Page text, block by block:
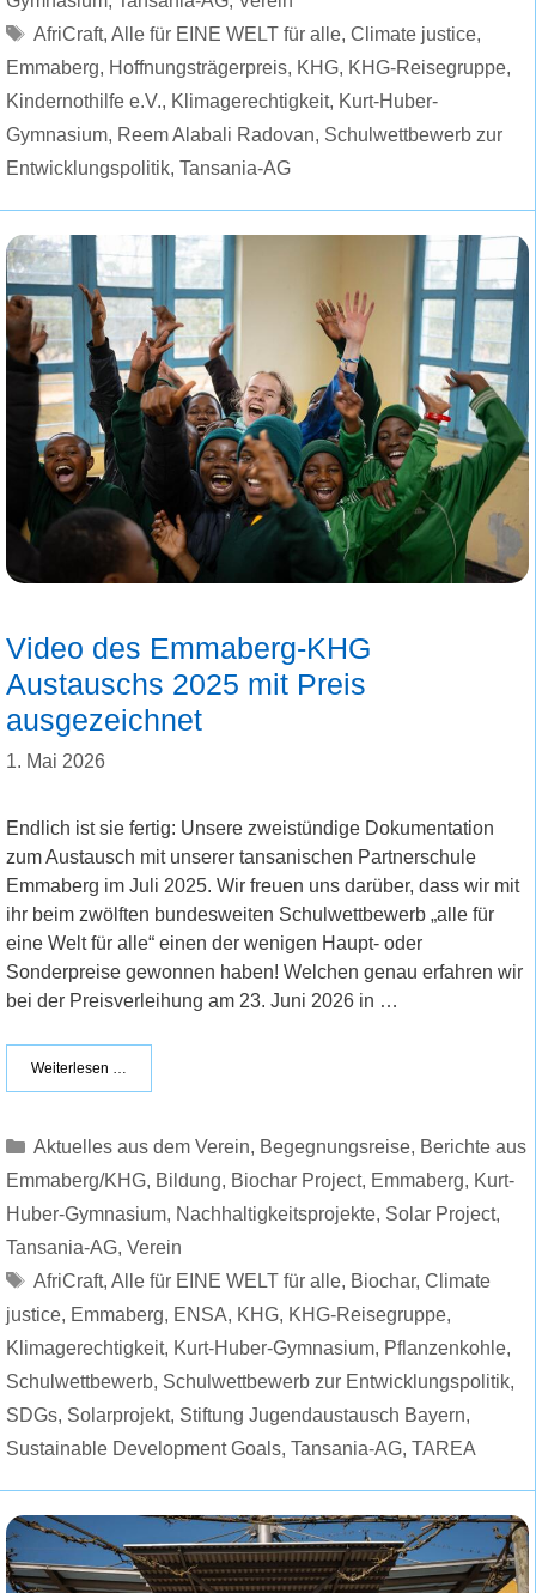
Schlagwörter
AfriCraft, Alle für EINE WELT für alle, Climate justice,
Emmaberg, Hoffnungsträgerpreis, KHG, KHG-Reisegruppe,
Kindernothilfe e.V., Klimagerechtigkeit, Kurt-Huber-
Gymnasium, Reem Alabali Radovan, Schulwettbewerb zur
Entwicklungspolitik, Tansania-AG
Video des Emmaberg-KHG
Austauschs 2025 mit Preis
ausgezeichnet
1. Mai 2026
Endlich ist sie fertig: Unsere zweistündige Dokumentation
zum Austausch mit unserer tansanischen Partnerschule
Emmaberg im Juli 2025. Wir freuen uns darüber, dass wir mit
ihr beim zwölften bundesweiten Schulwettbewerb „alle für
eine Welt für alle“ einen der wenigen Haupt- oder
Sonderpreise gewonnen haben! Welchen genau erfahren wir
bei der Preisverleihung am 23. Juni 2026 in …
Weiterlesen …
Kategorien
Aktuelles aus dem Verein, Begegnungsreise, Berichte aus
Emmaberg/KHG, Bildung, Biochar Project, Emmaberg, Kurt-
Huber-Gymnasium, Nachhaltigkeitsprojekte, Solar Project,
Tansania-AG, Verein
Schlagwörter
AfriCraft, Alle für EINE WELT für alle, Biochar, Climate
justice, Emmaberg, ENSA, KHG, KHG-Reisegruppe,
Klimagerechtigkeit, Kurt-Huber-Gymnasium, Pflanzenkohle,
Schulwettbewerb, Schulwettbewerb zur Entwicklungspolitik,
SDGs, Solarprojekt, Stiftung Jugendaustausch Bayern,
Sustainable Development Goals, Tansania-AG, TAREA